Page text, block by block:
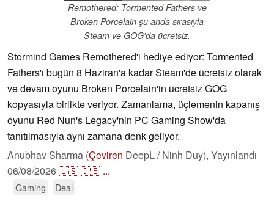
Remothered: Tormented Fathers ve
Broken Porcelain şu anda sırasıyla
Steam ve GOG'da ücretsiz.
Stormind Games Remothered'i hediye ediyor: Tormented
Fathers'ı bugün 8 Haziran'a kadar Steam'de ücretsiz olarak
ve devam oyunu Broken Porcelain'in ücretsiz GOG
kopyasıyla birlikte veriyor. Zamanlama, üçlemenin kapanış
oyunu Red Nun's Legacy'nin PC Gaming Show'da
tanıtılmasıyla aynı zamana denk geliyor.
Anubhav Sharma (Çeviren DeepL / Ninh Duy), Yayınlandı
06/08/2026🇺🇸🇩🇪 ...
Gaming Deal